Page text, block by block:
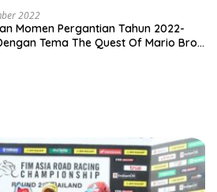
2022
Momen Pergantian Tahun 2022-
Tema The Quest Of Mario Bros